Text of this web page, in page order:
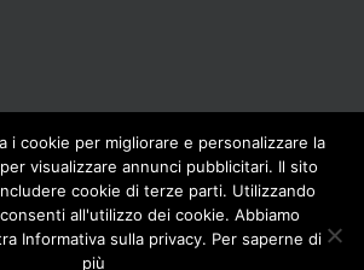
socio unico - VIA F.LLI KENNEDY - 23881 AIRUNO
Fax: +39 0399271133 General e-mail:
P.IVA / C.F. IT02262000165
Privacy and Cookies
Policy
i cookie per migliorare e personalizzare la
visualizzare annunci pubblicitari. Il sito
cookie di terze parti. Utilizzando
all'utilizzo dei cookie. Abbiamo
Informativa sulla privacy. Per saperne di
più